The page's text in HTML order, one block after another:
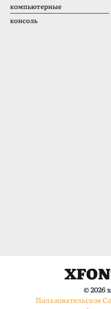
компьютерные
консоль
© 2026
Пользовательское